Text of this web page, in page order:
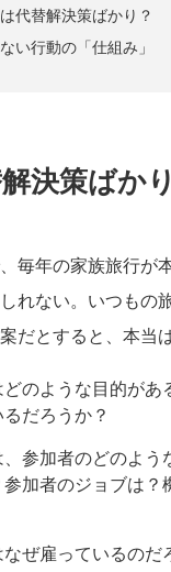
代替解決策ばかり？
い行動の「仕組み」
決策ばか
毎年の家族旅行が
れない。いつもの
だとすると、本当
のような目的が
だろうか？
参加者のどのよ
加者のジョブは
ぜ雇っているのだ